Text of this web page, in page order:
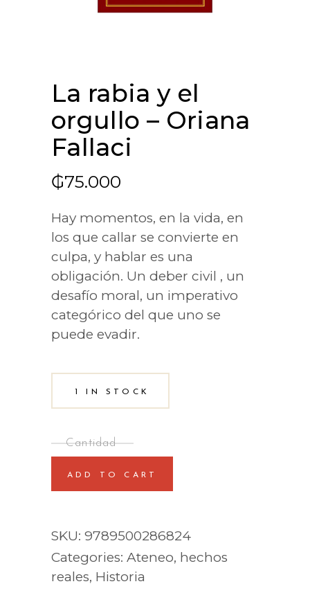
La rabia y el
orgullo – Oriana
Fallaci
₲75.000
Hay momentos, en la vida, en
los que callar se convierte en
culpa, y hablar es una
obligación. Un deber civil , un
desafío moral, un imperativo
categórico del que uno se
puede evadir.
1 IN STOCK
ADD TO CART
SKU: 9789500286824
Categories: Ateneo, hechos
reales, Historia